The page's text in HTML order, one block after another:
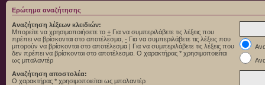
Ερώτημα αναζήτησης
Αναζήτηση λέξεων κλειδιών:
Μπορείτε να χρησιμοποιήσετε το + Για να συμπεριλάβετε τις λέξεις που
πρέπει να βρίσκονται στο αποτέλεσμα, - Για να συμπεριλάβετε τις λέξεις που
μπορούν να βρίσκονται στο αποτέλεσμα | Για να συμπεριλάβετε τις λέξεις που
δεν πρέπει να βρίσκονται στο αποτέλεσμα. Ο χαρακτήρας * χρησιμοποιείται
ως μπαλαντέρ
Αναζήτηση αποστολέα:
Ο χαρακτήρας * χρησιμοποιείται ως μπαλαντέρ